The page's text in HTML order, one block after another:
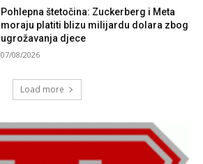
Pohlepna štetočina: Zuckerberg i Meta
moraju platiti blizu milijardu dolara zbog
ugrožavanja djece
07/08/2026
Load more